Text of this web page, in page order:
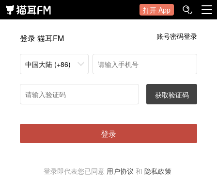
打开 App
登录 猫耳FM 账号密码登录
中国大陆 (+86)
获取验证码
登录
登录即代表您已同意 用户协议 和 隐私政策